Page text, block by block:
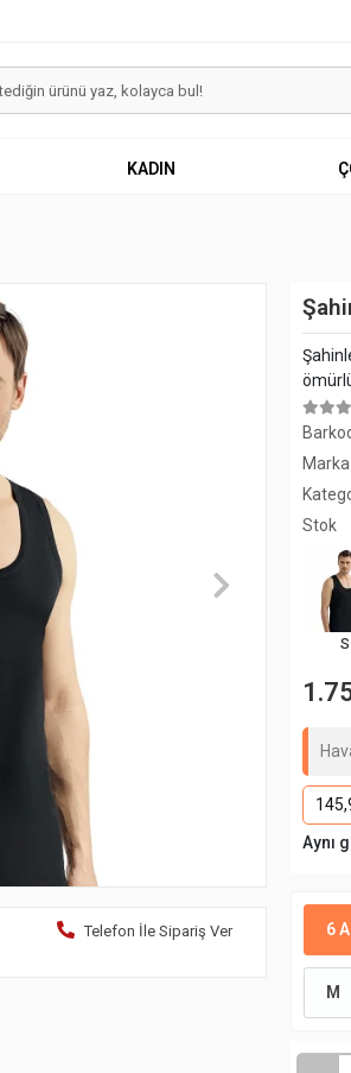
KADIN
Telefon İle Sipariş Ver
Marka
Stok
S
Aynı
6
M